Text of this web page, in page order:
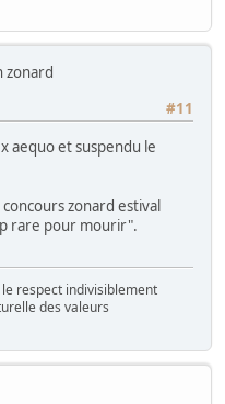
zonard
#11
aequo et suspendu le
zonard estival
rare pour mourir".
respect indivisiblement
des valeurs